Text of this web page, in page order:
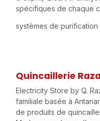
spécifiques de chaque
systèmes de
Quincaillerie
Electricity Store by Q.
familiale basée à
de produits de